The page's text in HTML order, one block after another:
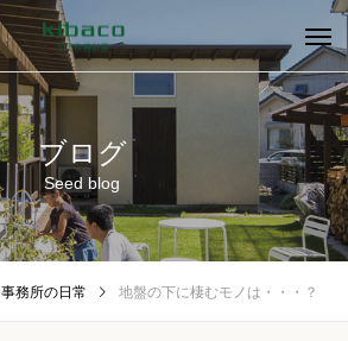
ブログ
Seed blog
事務所の日常 地盤の下に棲むモノは・・・？